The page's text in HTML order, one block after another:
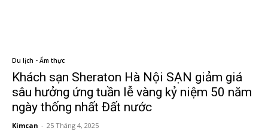
Du lịch - Ẩm thực
Khách sạn Sheraton Hà Nội SẠN giảm giá
sâu hưởng ứng tuần lễ vàng kỷ niệm 50 năm
ngày thống nhất Đất nước
Kimcan - 25 Tháng 4, 2025